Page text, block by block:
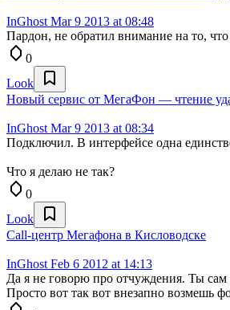
InGhost Mar 9 2013 at 08:48
Пардон, не обратил внимание на то,
0
Look
Новый сервис от МегаФон — чтение
InGhost Mar 9 2013 at 08:34
Подключил. В интерфейсе одна
Что я делаю не так?
0
Look
Call-центр Мегафона в Кисловодске
InGhost Feb 6 2012 at 14:13
Да я не говорю про отчуждения. Ты сам
Просто вот так вот внезапно возмешь